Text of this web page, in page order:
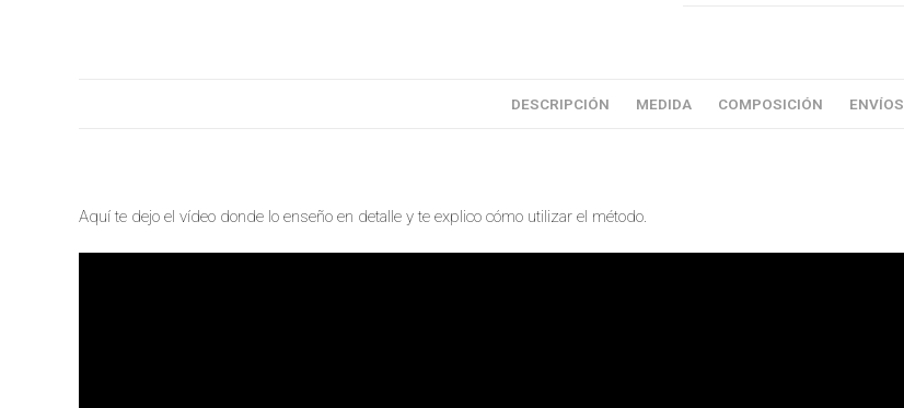
DESCRIPCIÓN MEDIDA COMPOSICIÓN ENVÍOS
Aquí te dejo el vídeo donde lo enseño en detalle y te explico cómo utilizar el método.